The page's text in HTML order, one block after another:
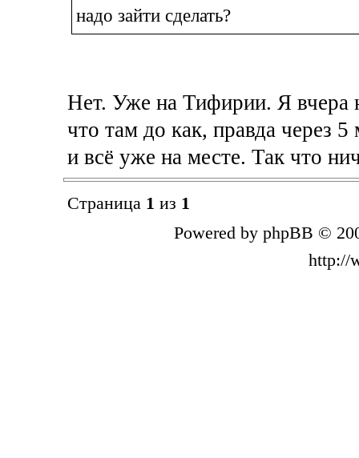
надо зайти сделать?
Нет. Уже на Тифирии. Я вчера
что там до как, правда через
и всё уже на месте. Так что
Страница 1 из 1
Powered by phpBB ©
http://